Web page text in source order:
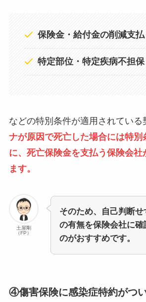
保険金・給付金の削減支払
特定部位・特定疾病不担保
などの特別条件が適用されている
ナが原因で死亡した場合には特別
に、死亡保険金を支払う保険会社
ます。
土屋剛
（FP）
そのため、自己判断
の有無を保険会社に確
のがおすすめです。
④傷害保険に感染症特約がつ